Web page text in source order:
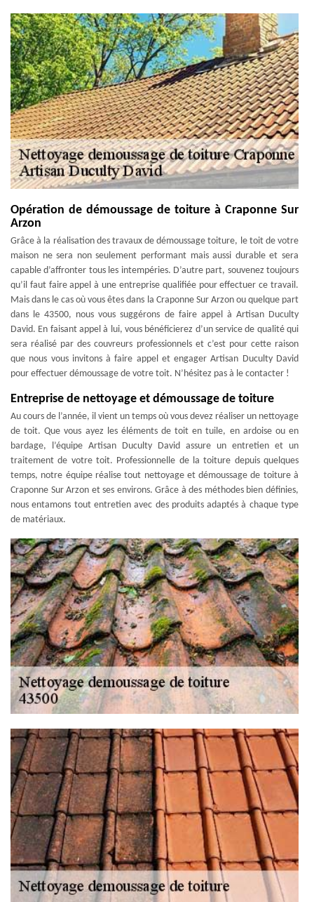
Opération de démoussage de toiture à Craponne Sur
Arzon
Grâce à la réalisation des travaux de démoussage toiture, le toit de votre
maison ne sera non seulement performant mais aussi durable et sera
capable d’affronter tous les intempéries. D’autre part, souvenez toujours
qu’il faut faire appel à une entreprise qualifiée pour effectuer ce travail.
Mais dans le cas où vous êtes dans la Craponne Sur Arzon ou quelque part
dans le 43500, nous vous suggérons de faire appel à Artisan Duculty
David. En faisant appel à lui, vous bénéficierez d’un service de qualité qui
sera réalisé par des couvreurs professionnels et c’est pour cette raison
que nous vous invitons à faire appel et engager Artisan Duculty David
pour effectuer démoussage de votre toit. N’hésitez pas à le contacter !
Entreprise de nettoyage et démoussage de toiture
Au cours de l’année, il vient un temps où vous devez réaliser un nettoyage
de toit. Que vous ayez les éléments de toit en tuile, en ardoise ou en
bardage, l’équipe Artisan Duculty David assure un entretien et un
traitement de votre toit. Professionnelle de la toiture depuis quelques
temps, notre équipe réalise tout nettoyage et démoussage de toiture à
Craponne Sur Arzon et ses environs. Grâce à des méthodes bien définies,
nous entamons tout entretien avec des produits adaptés à chaque type
de matériaux.